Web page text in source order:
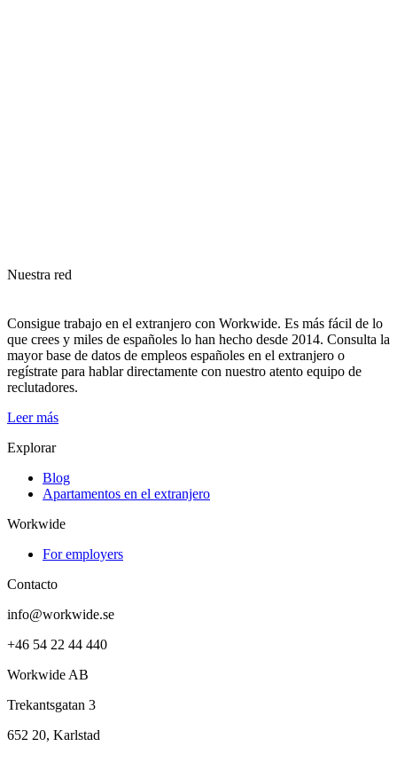
Nuestra red
Consigue trabajo en el extranjero con Workwide. Es más fácil de lo
que crees y miles de españoles lo han hecho desde 2014. Consulta la
mayor base de datos de empleos españoles en el extranjero o
regístrate para hablar directamente con nuestro atento equipo de
reclutadores.
Leer más
Explorar
Blog
Apartamentos en el extranjero
Workwide
For employers
Contacto
info@workwide.se
+46 54 22 44 440
Workwide AB
Trekantsgatan 3
652 20, Karlstad